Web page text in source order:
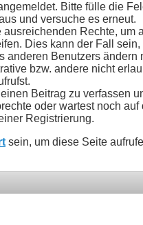
Bitte fülle die
und versuche es erneut.
ausreichenden Rechte, um
Dies kann der Fall sein,
anderen Benutzers ändern
bzw. andere nicht
Beitrag zu verfassen
oder wartest noch auf
Registrierung.
sein, um diese Seite